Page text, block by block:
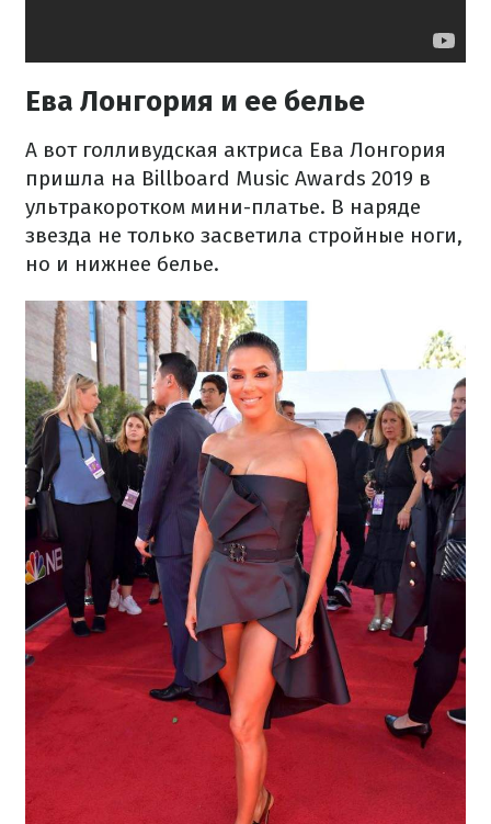
Ева Лонгория и ее белье
А вот голливудская актриса Ева Лонгория
пришла на Billboard Music Awards 2019 в
ультракоротком мини-платье. В наряде
звезда не только засветила стройные ноги,
но и нижнее белье.